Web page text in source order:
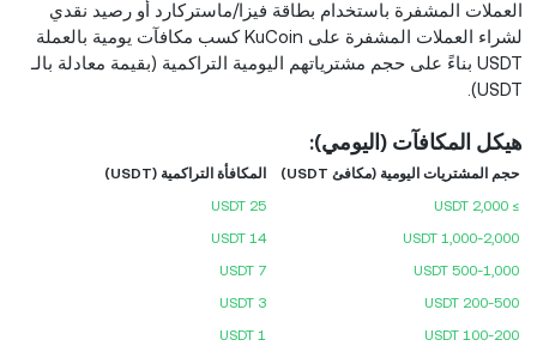
العملات المشفرة باستخدام بطاقة فيزا/ماستركارد أو رصيد نقدي
لشراء العملات المشفرة على KuCoin كسب مكافآت يومية بالعملة
USDT بناءً على حجم مشترياتهم اليومية التراكمية (بقيمة معادلة بالـ
USDT).
هيكل المكافآت (اليومي):
حجم المشتريات اليومية (مكافئ USDT)
المكافأة التراكمية (USDT)
≥ 2,000 USDT
25 USDT
1,000-2,000 USDT
14 USDT
500-1,000 USDT
7 USDT
200-500 USDT
3 USDT
100-200 USDT
1 USDT